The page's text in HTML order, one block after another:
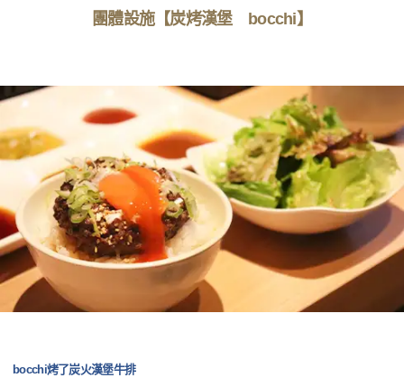
團體設施【炭烤漢堡 bocchi】
bocchi烤了炭火漢堡牛排